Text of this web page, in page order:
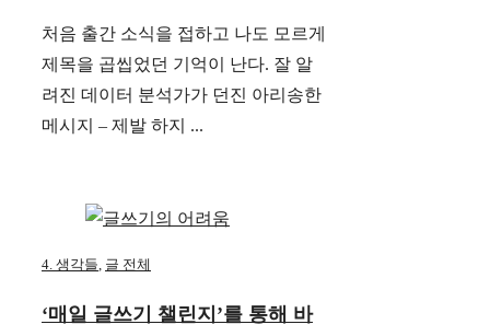
처음 출간 소식을 접하고 나도 모르게
제목을 곱씹었던 기억이 난다. 잘 알
려진 데이터 분석가가 던진 아리송한
메시지 – 제발 하지 ...
4. 생각들 글 전체
‘매일 글쓰기 챌린지’를 통해 바